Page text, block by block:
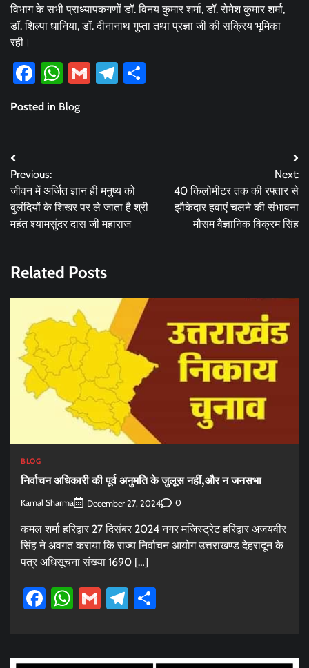
विभाग के सभी प्राध्यापकगणों डॉ. विनय कुमार शर्मा, डॉ. रोमेश कुमार शर्मा,
डॉ. शिल्पा धानिया, डॉ. दीनानाथ गुप्ता तथा प्रज्ञा जी की सक्रिय भूमिका
रही।
Facebook
WhatsApp
GmailTelegram
Posted in Blog
Post
navigation
Previous:
जीवन में अर्जित ज्ञान ही मनुष्य को
बुलंदियों के शिखर पर ले जाता है श्री
महंत श्यामसुंदर दास जी महाराज
Next:
40 किलोमीटर तक की रफ्तार से
झौकेदार हवाएं चलने की संभावना
मौसम वैज्ञानिक विक्रम सिंह
Related Posts
BLOG
निर्वाचन अधिकारी की पूर्व अनुमति के जुलूस नहीं,और न जनसभा
Kamal Sharma December 27, 2024 0
कमल शर्मा हरिद्वार 27 दिसंबर 2024 नगर मजिस्ट्रेट हरिद्वार अजयवीर
सिंह ने अवगत कराया कि राज्य निर्वाचन आयोग उत्तराखण्ड देहरादून के
पत्र अधिसूचना संख्या 1690 […]
Facebook
WhatsApp
GmailTelegram